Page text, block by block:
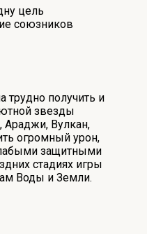
цель
союзников
трудно получить и
звезды
Араджи, Вулкан,
огромный урон,
защитными
стадиях игры
Воды и Земли.